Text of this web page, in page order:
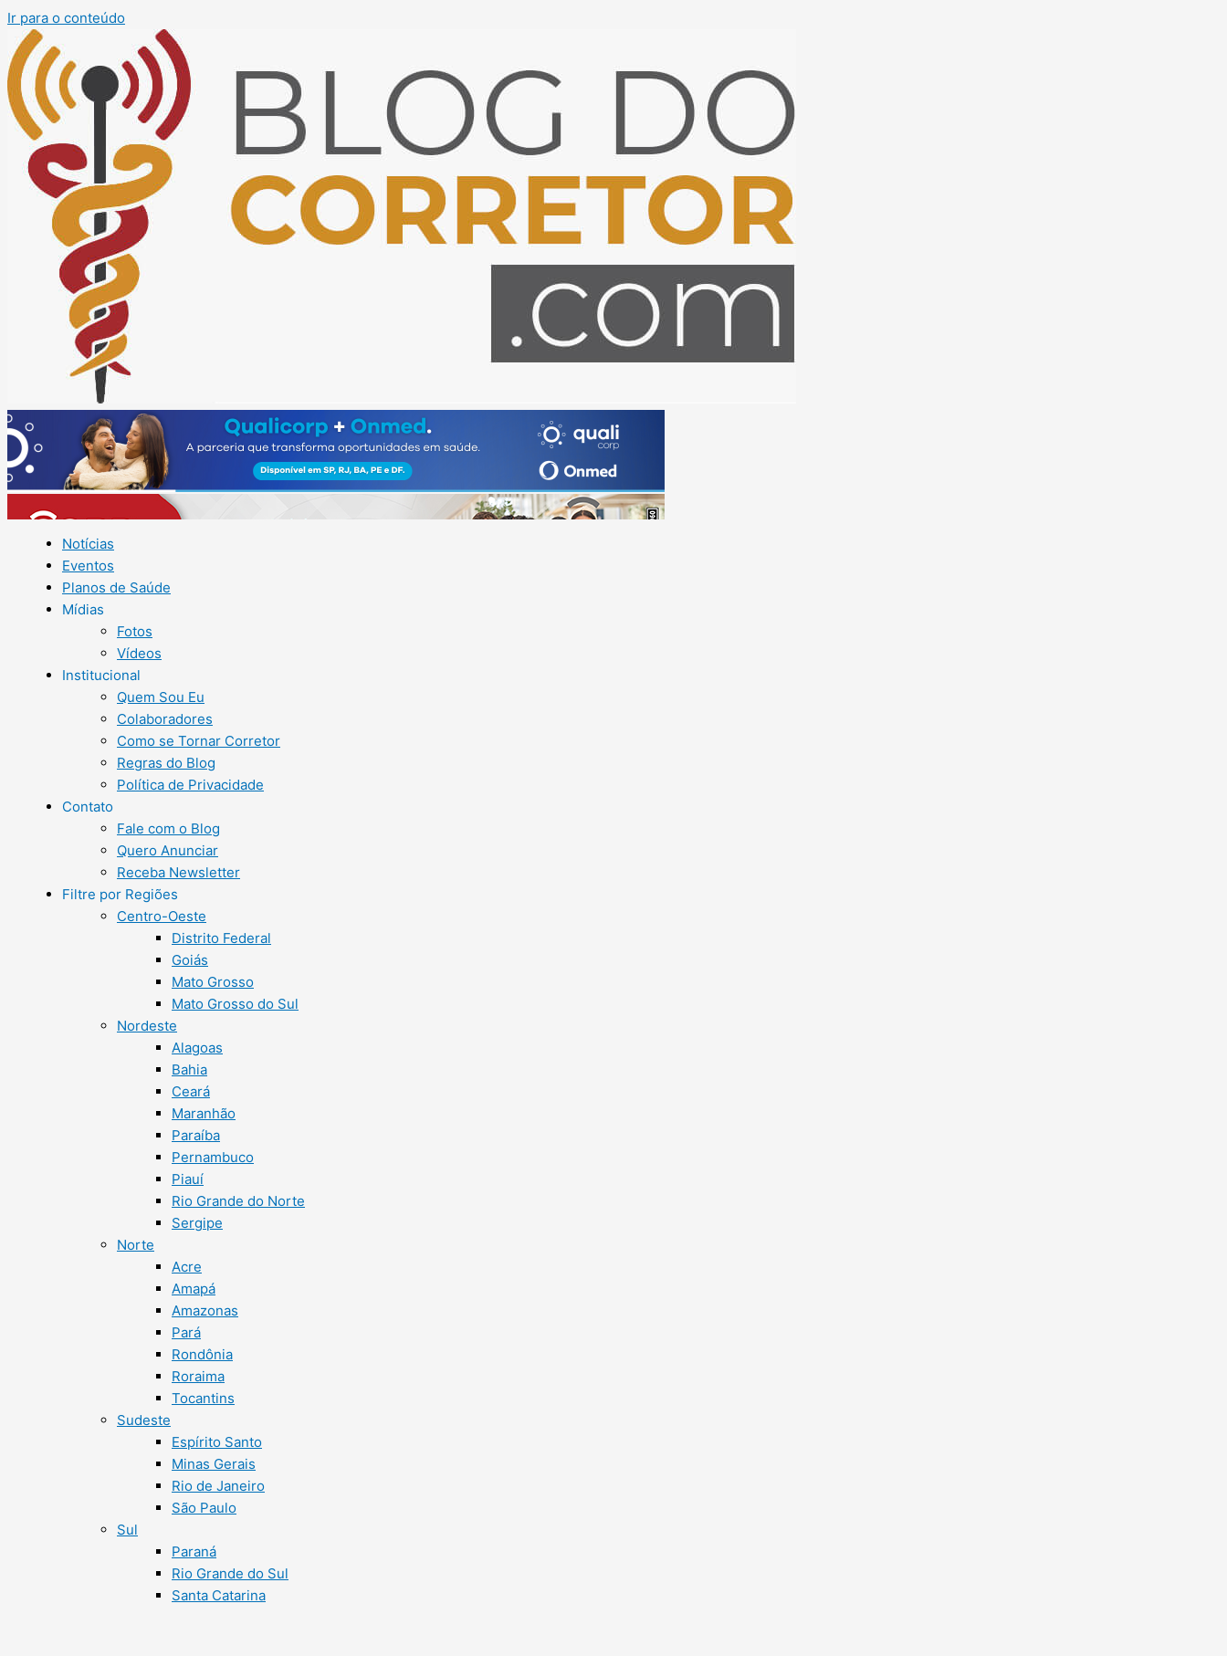
Ir para o conteúdo
Notícias
Eventos
Planos de Saúde
Mídias
Fotos
Vídeos
Institucional
Quem Sou Eu
Colaboradores
Como se Tornar Corretor
Regras do Blog
Política de Privacidade
Contato
Fale com o Blog
Quero Anunciar
Receba Newsletter
Filtre por Regiões
Centro-Oeste
Distrito Federal
Goiás
Mato Grosso
Mato Grosso do Sul
Nordeste
Alagoas
Bahia
Ceará
Maranhão
Paraíba
Pernambuco
Piauí
Rio Grande do Norte
Sergipe
Norte
Acre
Amapá
Amazonas
Pará
Rondônia
Roraima
Tocantins
Sudeste
Espírito Santo
Minas Gerais
Rio de Janeiro
São Paulo
Sul
Paraná
Rio Grande do Sul
Santa Catarina